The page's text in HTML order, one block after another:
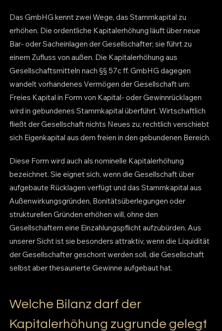
Das GmbHG kennt zwei Wege, das Stammkapital zu
erhöhen. Die ordentliche Kapitalerhöhung läuft über neue
Bar- oder Sacheinlagen der Gesellschafter; sie führt zu
einem Zufluss von außen. Die Kapitalerhöhung aus
Gesellschaftsmitteln nach §§ 57c ff. GmbHG dagegen
wandelt vorhandenes Vermögen der Gesellschaft um:
Freies Kapital in Form von Kapital- oder Gewinnrücklagen
wird in gebundenes Stammkapital überführt. Wirtschaftlich
fließt der Gesellschaft nichts Neues zu; rechtlich verschiebt
sich Eigenkapital aus dem freien in den gebundenen Bereich.
Diese Form wird auch als nominelle Kapitalerhöhung
bezeichnet. Sie eignet sich, wenn die Gesellschaft über
aufgebaute Rücklagen verfügt und das Stammkapital aus
Außenwirkungsgründen, Bonitätsüberlegungen oder
strukturellen Gründen erhöhen will, ohne den
Gesellschaftern eine Einzahlungspflicht aufzubürden. Aus
unserer Sicht ist sie besonders attraktiv, wenn die Liquidität
der Gesellschafter geschont werden soll, die Gesellschaft
selbst aber thesaurierte Gewinne aufgebaut hat.
Welche Bilanz darf der
Kapitalerhöhung zugrunde gelegt